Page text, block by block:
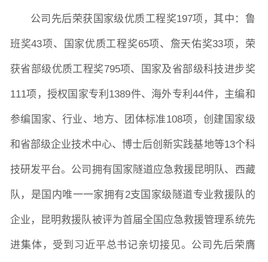
公司先后荣获国家级优质工程奖197项，其中：鲁
班奖43项、国家优质工程奖65项、詹天佑奖33项，荣
获省部级优质工程奖795项、国家及省部级科技进步奖
111项，授权国家专利1389件、海外专利44件，主编和
参编国家、行业、地方、团体标准108项，创建国家级
和省部级企业技术中心、博士后创新实践基地等13个科
技研发平台。公司拥有国家隧道应急救援昆明队、西藏
队，是国内唯一一家拥有2支国家级隧道专业救援队的
企业，昆明救援队被评为首届全国应急救援管理系统先
进集体，受到习近平总书记亲切接见。公司先后荣膺